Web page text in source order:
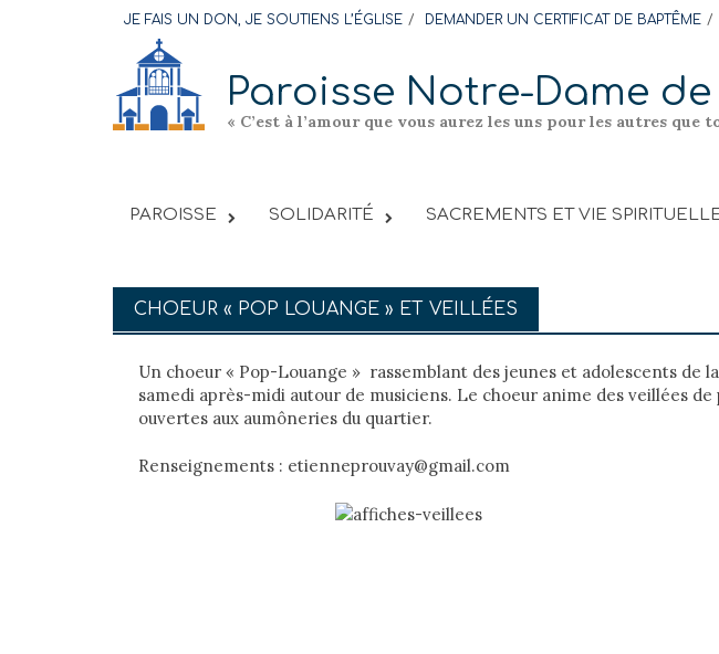
content
JE FAIS UN DON, JE SOUTIENS L’ÉGLISE DEMANDER UN CERTIFICAT DE BAPTÊME
Paroisse Notre-Dame
« C’est à l’amour que vous aurez les uns pour les autres
PAROISSE SOLIDARITÉ SACREMENTS ET VIE
CHOEUR « POP LOUANGE » ET VEILLÉES
Un choeur « Pop-Louange » rassemblant des jeunes et adolescents de
samedi après-midi autour de musiciens. Le choeur anime des veillées
ouvertes aux aumôneries du quartier.
Renseignements : etienneprouvay@gmail.com